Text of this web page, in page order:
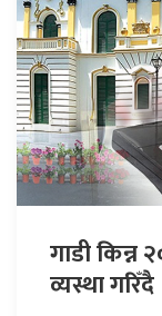
गाडी किन्न
व्यस्था गरिँदै